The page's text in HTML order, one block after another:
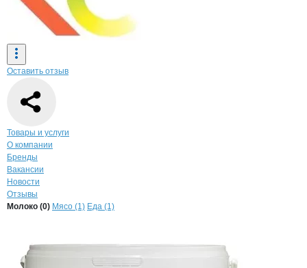
Оставить отзыв
Навигация по странице
Товары и услуги
О компании
Бренды
Вакансии
Новости
Отзывы
ПродукцияКлин-Сервис, ООО
Навигация по продуктам
Молоко (0) Мясо (1) Еда (1)